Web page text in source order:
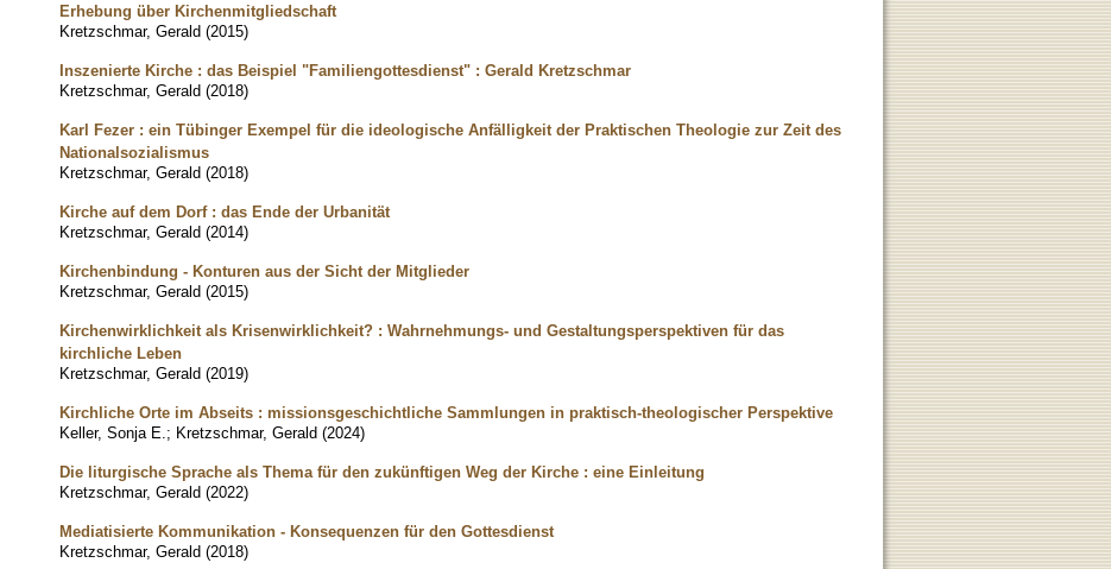
Erhebung über Kirchenmitgliedschaft
Kretzschmar, Gerald (2015)
Inszenierte Kirche : das Beispiel "Familiengottesdienst" : Gerald Kretzschmar
Kretzschmar, Gerald (2018)
Karl Fezer : ein Tübinger Exempel für die ideologische Anfälligkeit der Praktischen Theologie zur Zeit des
Nationalsozialismus
Kretzschmar, Gerald (2018)
Kirche auf dem Dorf : das Ende der Urbanität
Kretzschmar, Gerald (2014)
Kirchenbindung - Konturen aus der Sicht der Mitglieder
Kretzschmar, Gerald (2015)
Kirchenwirklichkeit als Krisenwirklichkeit? : Wahrnehmungs- und Gestaltungsperspektiven für das
kirchliche Leben
Kretzschmar, Gerald (2019)
Kirchliche Orte im Abseits : missionsgeschichtliche Sammlungen in praktisch-theologischer Perspektive
Keller, Sonja E. ; Kretzschmar, Gerald (2024)
Die liturgische Sprache als Thema für den zukünftigen Weg der Kirche : eine Einleitung
Kretzschmar, Gerald (2022)
Mediatisierte Kommunikation - Konsequenzen für den Gottesdienst
Kretzschmar, Gerald (2018)